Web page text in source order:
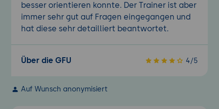
besser orientieren konnte. Der Trainer ist aber
immer sehr gut auf Fragen eingegangen und
hat diese sehr detailliert beantwortet.
Über die GFU 4/5
Auf Wunsch anonymisiert